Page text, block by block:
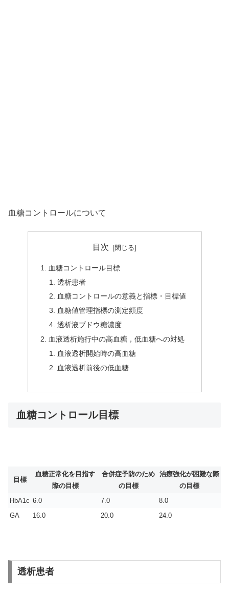
血糖コントロールについて
目次
血糖コントロール目標
透析患者
血糖コントロールの意義と指標・目標値
血糖値管理指標の測定頻度
透析液ブドウ糖濃度
血液透析施行中の高血糖，低血糖への対処
血液透析開始時の高血糖
血液透析前後の低血糖
血糖コントロール目標
目標
血糖正常化を目指す
際の目標
合併症予防のため
の目標
治療強化が困難な際
の目標
HbA1c 6.0 7.0
8.0
GA
16.0 20.0 24.0
透析患者